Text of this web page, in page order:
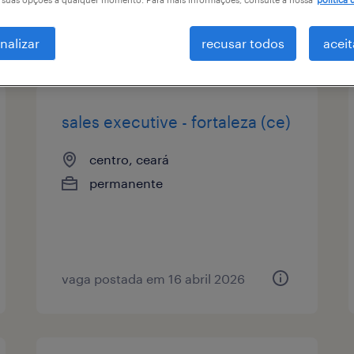
tipo de vaga remuneração
sales executive - fortaleza (ce)
centro, ceará
permanente
vaga postada em 16 abril 2026
recusar todos